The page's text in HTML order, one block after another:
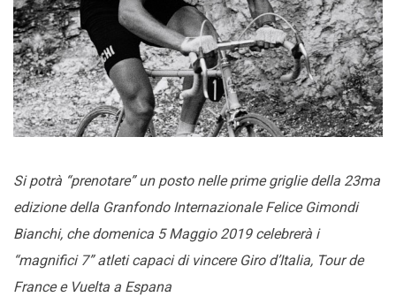
Si potrà “prenotare” un posto nelle prime griglie della 23ma
edizione della Granfondo Internazionale Felice Gimondi
Bianchi, che domenica 5 Maggio 2019 celebrerà i
“magnifici 7” atleti capaci di vincere Giro d’Italia, Tour de
France e Vuelta a Espana